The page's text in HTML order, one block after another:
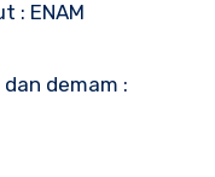
: ENAM
demam :